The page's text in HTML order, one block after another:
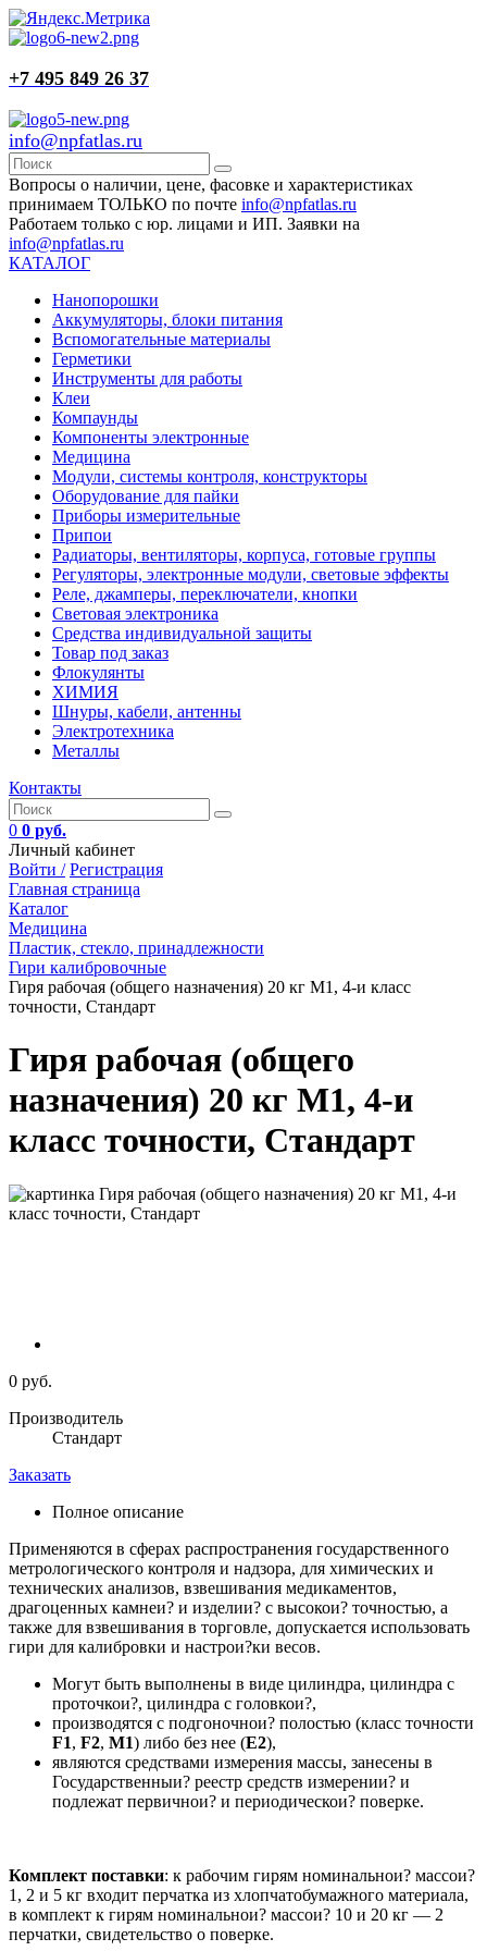
+7 495 849 26 37
info@npfatlas.ru
Вопросы о наличии, цене, фасовке и характеристиках
принимаем ТОЛЬКО по почте info@npfatlas.ru
Работаем только с юр. лицами и ИП. Заявки на
info@npfatlas.ru
КАТАЛОГ
Нанопорошки
Аккумуляторы, блоки питания
Вспомогательные материалы
Герметики
Инструменты для работы
Клеи
Компаунды
Компоненты электронные
Медицина
Модули, системы контроля, конструкторы
Оборудование для пайки
Приборы измерительные
Припои
Радиаторы, вентиляторы, корпуса, готовые группы
Регуляторы, электронные модули, световые эффекты
Реле, джамперы, переключатели, кнопки
Световая электроника
Средства индивидуальной защиты
Товар под заказ
Флокулянты
ХИМИЯ
Шнуры, кабели, антенны
Электротехника
Металлы
Контакты
0 0 руб.
Личный кабинет
Войти / Регистрация
Главная страница
Каталог
Медицина
Пластик, стекло, принадлежности
Гири калибровочные
Гиря рабочая (общего назначения) 20 кг M1, 4-и класс
точности, Стандарт
Гиря рабочая (общего
назначения) 20 кг M1, 4-и
класс точности, Стандарт
0 руб.
Производитель
Стандарт
Заказать
Полное описание
Применяются в сферах распространения государственного
метрологического контроля и надзора, для химических и
технических анализов, взвешивания медикаментов,
драгоценных камнеи? и изделии? с высокои? точностью, а
также для взвешивания в торговле, допускается использовать
гири для калибровки и настрои?ки весов.
Могут быть выполнены в виде цилиндра, цилиндра с
проточкои?, цилиндра с головкои?,
производятся с подгоночнои? полостью (класс точности
F1, F2, M1) либо без нее (E2),
являются средствами измерения массы, занесены в
Государственныи? реестр средств измерении? и
подлежат первичнои? и периодическои? поверке.
Комплект поставки: к рабочим гирям номинальнои? массои?
1, 2 и 5 кг входит перчатка из хлопчатобумажного материала,
в комплект к гирям номинальнои? массои? 10 и 20 кг — 2
перчатки, свидетельство о поверке.